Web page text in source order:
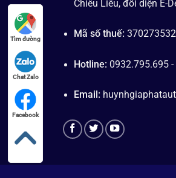
Chiêu Liêu, đối diện E-
Mã số thuế:
Hotline: 0932.795.695
Email:
Tìm đường
Chat Zalo
Facebook